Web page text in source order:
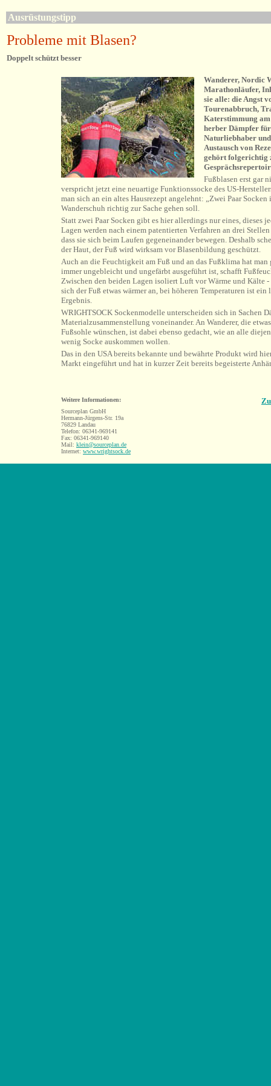
Ausrüstungstipp
Probleme mit Blasen?
Doppelt schützt besser
Wanderer, Nordic
Marathonläufer,
sie alle: die Angst
Tourenabbruch,
Katerstimmung
herber Dämpfer
Naturliebhaber
Austausch von
gehört folgerichtig
Fußblasen erst gar
verspricht jetzt eine neuartige Funktionssocke des US-
man sich an ein altes Hausrezept angelehnt: „Zwei Paar Socken
Wanderschuh richtig zur Sache gehen soll.
Statt zwei Paar Socken gibt es hier allerdings nur eines, dieses
Lagen werden nach einem patentierten Verfahren an drei
dass sie sich beim Laufen gegeneinander bewegen. Deshalb
der Haut, der Fuß wird wirksam vor Blasenbildung geschützt.
Auch an die Feuchtigkeit am Fuß und an das Fußklima hat
immer ungebleicht und ungefärbt ausgeführt ist, schafft
Zwischen den beiden Lagen isoliert Luft vor Wärme und Kälte
sich der Fuß etwas wärmer an, bei höheren Temperaturen ist
Ergebnis.
WRIGHTSOCK Sockenmodelle unterscheiden sich in Sachen
Materialzusammenstellung voneinander. An Wanderer, die
Fußsohle wünschen, ist dabei ebenso gedacht, wie an alle
wenig Socke auskommen wollen.
Das in den USA bereits bekannte und bewährte Produkt wird
Markt eingeführt und hat in kurzer Zeit bereits begeisterte
Weitere Informationen:
Sourceplan GmbH
Hermann-Jürgens-Str. 19a
76829 Landau
Telefon: 06341-969141
Fax: 06341-969140
Mail: klein@sourceplan.de
Internet: www.wrightsock.de